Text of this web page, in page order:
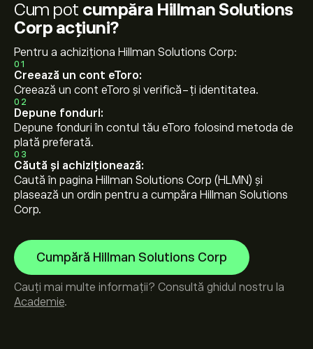
Cum pot cumpăra Hillman Solutions
Corp acțiuni?
Pentru a achiziționa Hillman Solutions Corp:
01
Creează un cont eToro:
Creează un cont eToro și verifică-ți identitatea.
02
Depune fonduri:
Depune fonduri în contul tău eToro folosind metoda de
plată preferată.
03
Căută și achiziționează:
Caută în pagina Hillman Solutions Corp (HLMN) și
plasează un ordin pentru a cumpăra Hillman Solutions
Corp.
Cumpără Hillman Solutions Corp
Cauți mai multe informații? Consultă ghidul nostru la
Academie.